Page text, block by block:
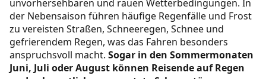
unvorhersehbaren und rauen Wetterbedingungen. In
der Nebensaison führen häufige Regenfälle und Frost
zu vereisten Straßen, Schneeregen, Schnee und
gefrierendem Regen, was das Fahren besonders
anspruchsvoll macht. Sogar in den Sommermonaten
Juni, Juli oder August können Reisende auf Regen